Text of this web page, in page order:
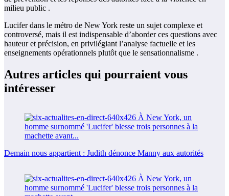
milieu public .
Lucifer dans le métro de New York reste un sujet complexe et
controversé, mais il est indispensable d’aborder ces questions avec
hauteur et précision, en privilégiant l’analyse factuelle et les
enseignements opérationnels plutôt que le sensationnalisme .
Autres articles qui pourraient vous
intéresser
Demain nous appartient : Judith dénonce Manny aux autorités